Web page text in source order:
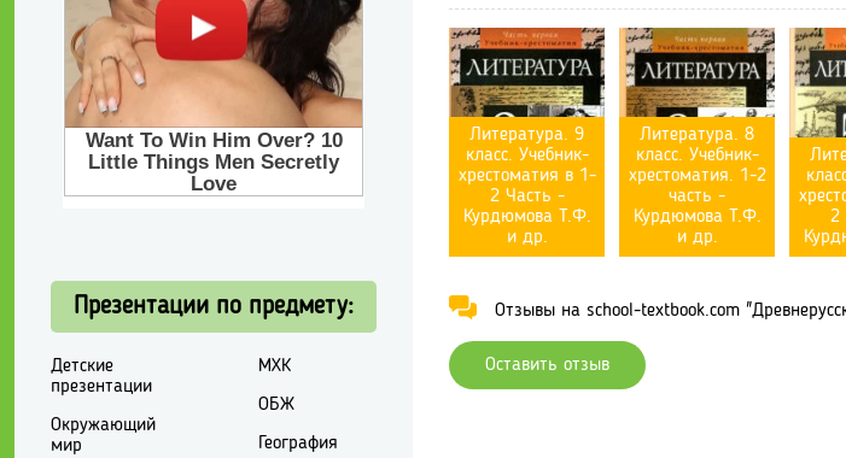
Литература. 9
класс. Учебник-
хрестоматия в 1-
2 Часть -
Курдюмова Т.Ф.
и др.
Литература. 8
класс. Учебник-
хрестоматия. 1-2
часть -
Курдюмова Т.Ф.
и др.
2
Отзывы на school-textbook.com
Оставить отзыв
Презентации по предмету:
Детские
презентации
Окружающий
мир
МХК
ОБЖ
География